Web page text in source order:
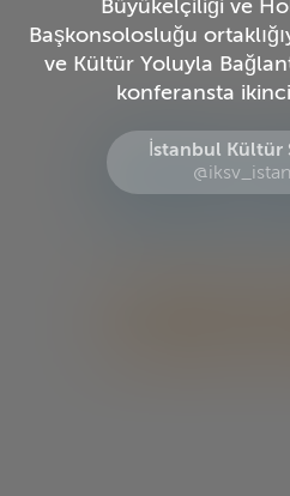
Büyükelçiliği ve
Başkonsolosluğu
ve Kültür Yoluyla
konferansta
İstanbul Kültür